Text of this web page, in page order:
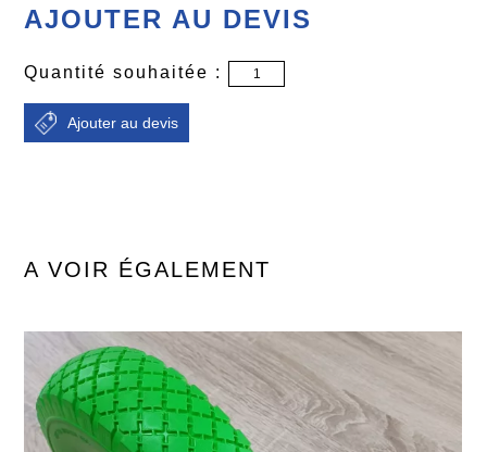
AJOUTER AU DEVIS
Quantité souhaitée :
A VOIR ÉGALEMENT